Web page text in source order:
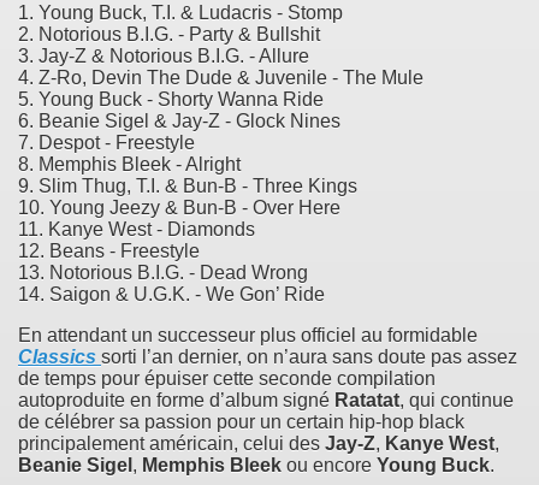
1. Young Buck, T.I. & Ludacris - Stomp
2. Notorious B.I.G. - Party & Bullshit
3. Jay-Z & Notorious B.I.G. - Allure
4. Z-Ro, Devin The Dude & Juvenile - The Mule
5. Young Buck - Shorty Wanna Ride
6. Beanie Sigel & Jay-Z - Glock Nines
7. Despot - Freestyle
8. Memphis Bleek - Alright
9. Slim Thug, T.I. & Bun-B - Three Kings
10. Young Jeezy & Bun-B - Over Here
11. Kanye West - Diamonds
12. Beans - Freestyle
13. Notorious B.I.G. - Dead Wrong
14. Saigon & U.G.K. - We Gon’ Ride
En attendant un successeur plus officiel au formidable
Classics sorti l’an dernier, on n’aura sans doute pas assez
de temps pour épuiser cette seconde compilation
autoproduite en forme d’album signé Ratatat, qui continue
de célébrer sa passion pour un certain hip-hop black
principalement américain, celui des Jay-Z, Kanye West,
Beanie Sigel , Memphis Bleek ou encore Young Buck.